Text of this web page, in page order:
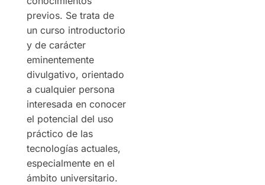
previos. Se trata de
un curso introductorio
y de carácter
eminentemente
divulgativo, orientado
a cualquier persona
interesada en conocer
el potencial del uso
práctico de las
tecnologías actuales,
especialmente en el
ámbito universitario.